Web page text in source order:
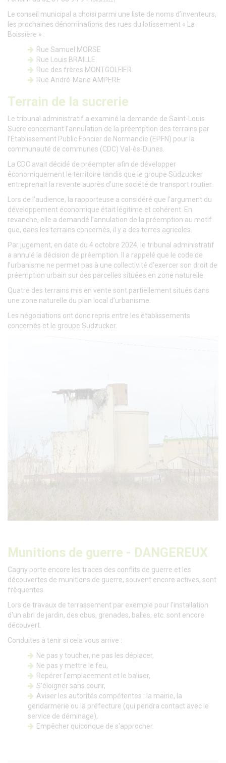
Le conseil municipal a choisi parmi une liste de noms d’inventeurs,
les prochaines dénominations des rues du lotissement « La
Boissière » :
Rue Samuel MORSE
Rue Louis BRAILLE
Rue des frères MONTGOLFIER
Rue André-Marie AMPERE
Terrain de la sucrerie
Le tribunal administratif a examiné la de­mande de Saint-Louis
Sucre concernant l’annulation de la préemption des ter­rains par
l’Établissement Public Foncier de Normandie (EPFN) pour la
commu­nauté de communes (CDC) Val-ès-Dunes.
La CDC avait décidé de préempter afin de développer
économiquement le terri­toire tandis que le groupe Südzucker
entreprenait la revente auprès d’une société de transport routier.
Lors de l’audience, la rapporteuse a con­sidéré que l’argument du
développe­ment économique était légitime et cohérent. En
revanche, elle a demandé l’annulation de la préemption au motif
que, dans les terrains concernés, il y a des terres agricoles.
Par jugement, en date du 4 octobre 2024, le tribunal administratif
a annulé la décision de préemption. Il a rappelé que le code de
l’urbanisme ne permet pas à une collectivité d’exercer son droit de
préemption urbain sur des parcelles situées en zone naturelle.
Quatre des terrains mis en vente sont partiellement situés dans
une zone naturelle du plan local d’urbanisme.
Les négociations ont donc repris entre les établissements
concernés et le groupe Südzucker.
Munitions de guerre - DANGEREUX
Cagny porte encore les traces des conflits de guerre et les
découvertes de munitions de guerre, souvent encore actives, sont
fréquentes.
Lors de travaux de terrassement par exemple pour l'installation
d'un abri de jardin, des obus, grenades, balles, etc. sont encore
découvert.
Conduites à tenir si cela vous arrive :
Ne pas y toucher, ne pas les déplacer,
Ne pas y mettre le feu,
Repérer l'emplacement et le baliser,
S'éloigner sans courir,
Aviser les autorités compétentes : la mairie, la
gendarmerie ou la préfecture (qui pendra contact avec le
service de déminage),
Empêcher quiconque de s'approcher.